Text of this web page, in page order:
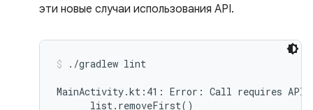
эти новые случаи использования API.
./gradlew lint
MainActivity.kt:41: Error: Call requires